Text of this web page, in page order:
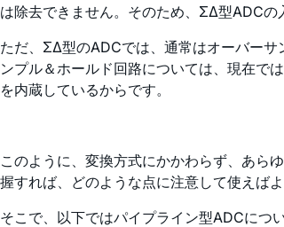
は除去できません。そのため、ΣΔ型ADCの
ただ、ΣΔ型のADCでは、通常はオーバー
ンプル＆ホールド回路については、現在で
を内蔵しているからです。
このように、変換方式にかかわらず、あら
握すれば、どのような点に注意して使えば
そこで、以下ではパイプライン型ADCにつ